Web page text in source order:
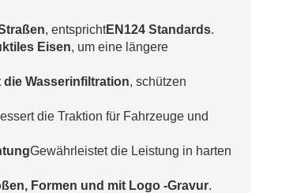
, entsprichtEN124 Standards.
Eisen, um eine längere
die Wasserinfiltration, schützen
die Traktion für Fahrzeuge und
Gewährleistet die Leistung in harten
Formen und mit Logo -Gravur.